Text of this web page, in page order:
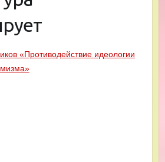
«Противодействие идеологии